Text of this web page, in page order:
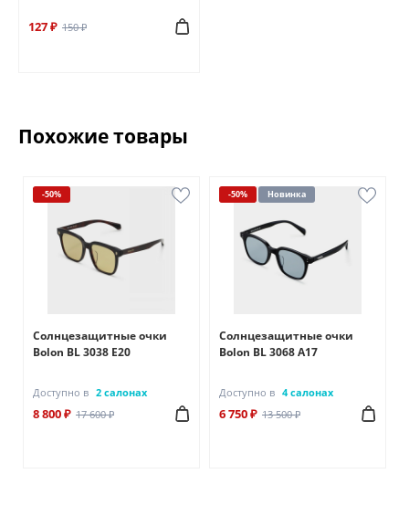
127 ₽ 150 ₽
Похожие товары
-50%
Солнцезащитные очки
Bolon BL 3038 Е20
Доступно в 2 салонах
8 800 ₽ 17 600 ₽
-50% Новинка
Солнцезащитные очки
Bolon BL 3068 А17
Доступно в 4 салонах
6 750 ₽ 13 500 ₽